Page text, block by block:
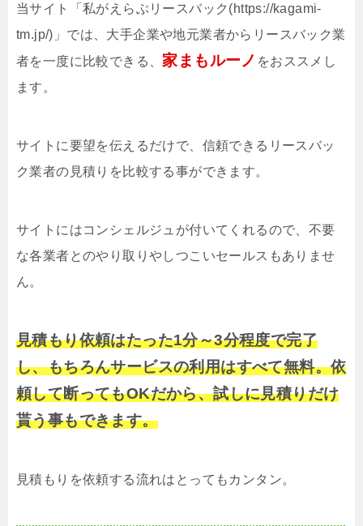
当サイト「私がえらぶリースバック(https://kagami-
tm.jp/)」では、大手企業や地元業者からリースバック業
者を一度に比較できる、家まもルーノ をおススメし
ます。
サイトに要望を伝えるだけで、信頼できるリースバッ
ク業者の見積りを比較する事ができます。
サイトにはコンシェルジュが付いてくれるので、不要
な各業者とのやり取りやしつこいセールスもありませ
ん。
見積もり依頼はたった1分～3分程度で完了
し、もちろんサービスの利用はすべて無料。依
頼して断ってもOKだから、試しに見積りだけ
貰う事もできます。
見積もりを依頼する流れはとってもカンタン。